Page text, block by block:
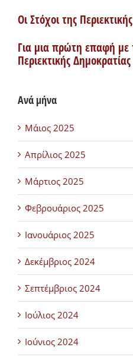
Οι Στόχοι της
Για μια πρώτη επαφή
Περιεκτικής Δημοκρατίας
Ανά μήνα
Μάιος 2025
Απρίλιος 2025
Μάρτιος 2025
Φεβρουάριος 2025
Ιανουάριος 2025
Δεκέμβριος 2024
Σεπτέμβριος 2024
Ιούλιος 2024
Ιούνιος 2024